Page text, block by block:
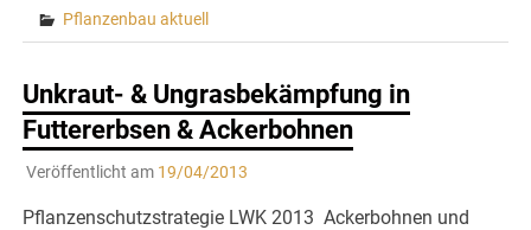
Pflanzenbau aktuell
Unkraut- & Ungrasbekämpfung in
Futtererbsen & Ackerbohnen
Veröffentlicht am 19/04/2013
Pflanzenschutzstrategie LWK 2013 Ackerbohnen und